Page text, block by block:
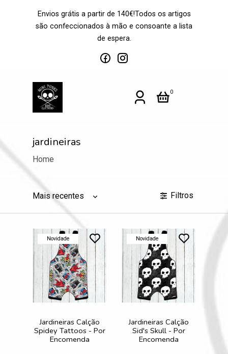
Envios grátis a partir de 140€!Todos os artigos
são confeccionados à mão e consoante a lista
de espera.
0
jardineiras
Home
Mais recentes Filtros
Novidade
Jardineiras Calção
Spidey Tattoos - Por
Encomenda
Novidade
Jardineiras Calção
Sid's Skull - Por
Encomenda